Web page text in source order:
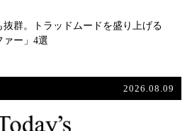
抜群。トラッドムードを盛り上げる
ァー」4選
2026.08.09